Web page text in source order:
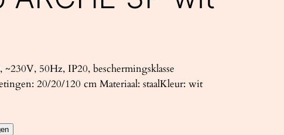
50Hz, IP20, beschermingsklasse
20/20/120 cm Materiaal: staalKleur: wit